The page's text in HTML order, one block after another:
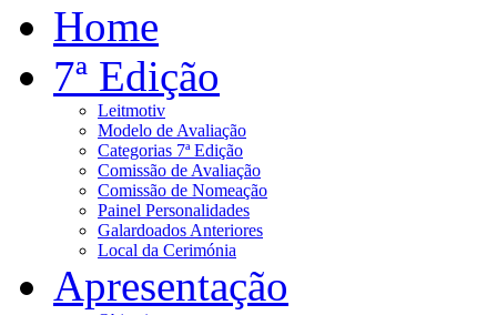
Home
7ª Edição
Leitmotiv
Modelo de Avaliação
Categorias 7ª Edição
Comissão de Avaliação
Comissão de Nomeação
Painel Personalidades
Galardoados Anteriores
Local da Cerimónia
Apresentação